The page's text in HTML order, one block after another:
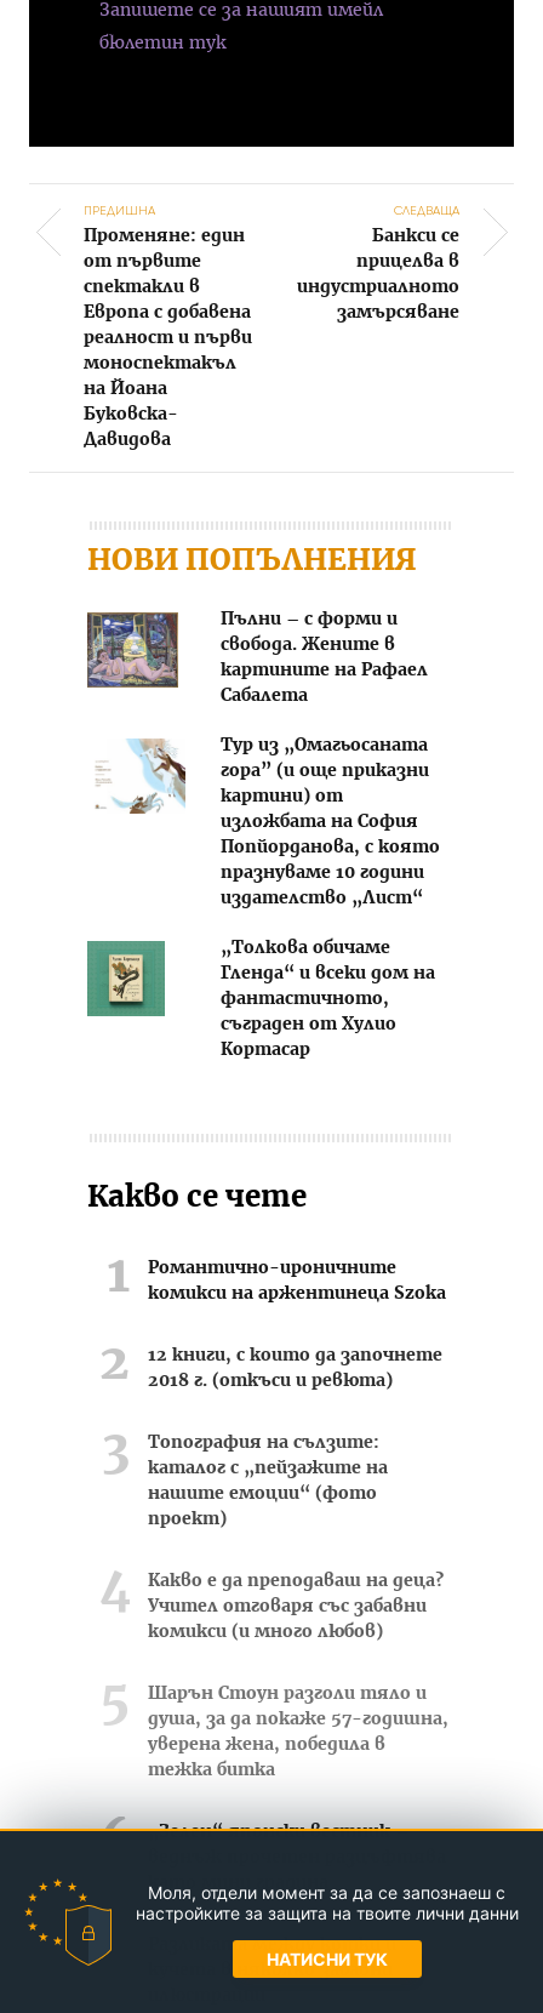
Запишете се за нашият имейл
бюлетин тук
Post navigation
ПРЕДИШНА
Променяне: един
от първите
спектакли в
Европа с добавена
реалност и първи
моноспектакъл
на Йоана
Буковска-
Давидова
СЛЕДВАЩА
Банкси се
прицелва в
индустриалното
замърсяване
НОВИ ПОПЪЛНЕНИЯ
Пълни – с форми и
свобода. Жените в
картините на Рафаел
Сабалета
Тур из „Омагьосаната
гора” (и още приказни
картини) от
изложбата на София
Попйорданова, с която
празнуваме 10 години
издателство „Лист“
„Толкова обичаме
Гленда“ и всеки дом на
фантастичното,
съграден от Хулио
Кортасар
Какво се чете
Романтично-ироничните
комикси на аржентинеца Szoka
12 книги, с които да започнете
2018 г. (откъси и ревюта)
Топография на сълзите:
каталог с „пейзажите на
нашите емоции“ (фото
проект)
Какво е да преподаваш на деца?
Учител отговаря със забавни
комикси (и много любов)
Шарън Стоун разголи тяло и
душа, за да покаже 57-годишна,
уверена жена, победила в
тежка битка
„Зелен“ японски вестник –
като мини градина
Разликата между котки и
кучета в няколко забавни
Моля, отдели момент за да се запознаеш с
настройките за защита на твоите лични данни
НАТИСНИ ТУК